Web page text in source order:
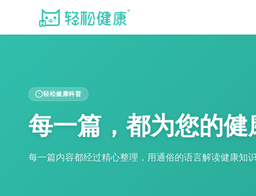
轻松健康科普
每一篇，都为您的健
每一篇内容都经过精心整理，用通俗的语言解读健康知